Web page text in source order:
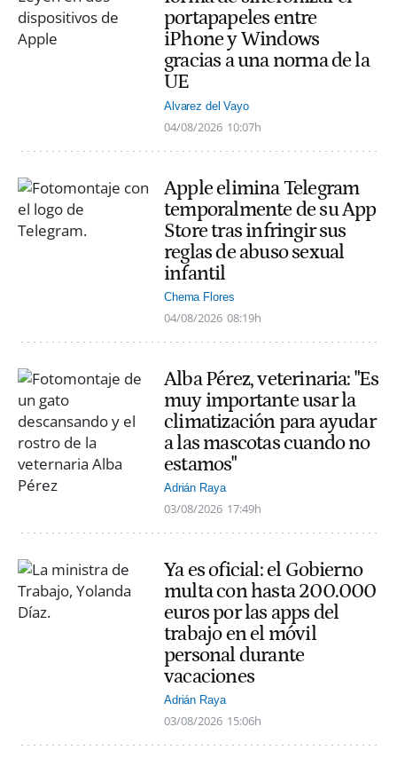
portapapeles entre
iPhone y Windows
gracias a una norma de la
UE
Alvarez del Vayo
04/08/2026 10:07h
Apple elimina Telegram
temporalmente de su App
Store tras infringir sus
reglas de abuso sexual
infantil
Chema Flores
04/08/2026 08:19h
Alba Pérez, veterinaria: "Es
muy importante usar la
climatización para ayudar
a las mascotas cuando no
estamos"
Adrián Raya
03/08/2026 17:49h
Ya es oficial: el Gobierno
multa con hasta 200.000
euros por las apps del
trabajo en el móvil
personal durante
vacaciones
Adrián Raya
03/08/2026 15:06h